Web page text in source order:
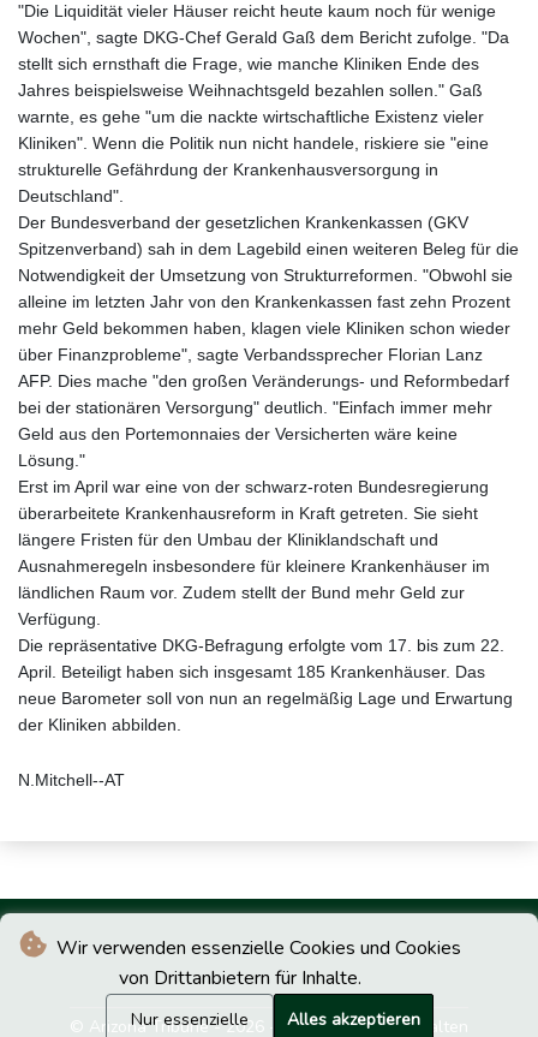
Wir verwenden essenzielle Cookies und Cookies
von Drittanbietern für Inhalte.
Nur essenzielle Alles akzeptieren
"Die Liquidität vieler Häuser reicht heute kaum noch für wenige
Wochen", sagte DKG-Chef Gerald Gaß dem Bericht zufolge. "Da
stellt sich ernsthaft die Frage, wie manche Kliniken Ende des
Jahres beispielsweise Weihnachtsgeld bezahlen sollen." Gaß
warnte, es gehe "um die nackte wirtschaftliche Existenz vieler
Kliniken". Wenn die Politik nun nicht handele, riskiere sie "eine
strukturelle Gefährdung der Krankenhausversorgung in
Deutschland".
Der Bundesverband der gesetzlichen Krankenkassen (GKV
Spitzenverband) sah in dem Lagebild einen weiteren Beleg für die
Notwendigkeit der Umsetzung von Strukturreformen. "Obwohl sie
alleine im letzten Jahr von den Krankenkassen fast zehn Prozent
mehr Geld bekommen haben, klagen viele Kliniken schon wieder
über Finanzprobleme", sagte Verbandssprecher Florian Lanz
AFP. Dies mache "den großen Veränderungs- und Reformbedarf
bei der stationären Versorgung" deutlich. "Einfach immer mehr
Geld aus den Portemonnaies der Versicherten wäre keine
Lösung."
Erst im April war eine von der schwarz-roten Bundesregierung
überarbeitete Krankenhausreform in Kraft getreten. Sie sieht
längere Fristen für den Umbau der Kliniklandschaft und
Ausnahmeregeln insbesondere für kleinere Krankenhäuser im
ländlichen Raum vor. Zudem stellt der Bund mehr Geld zur
Verfügung.
Die repräsentative DKG-Befragung erfolgte vom 17. bis zum 22.
April. Beteiligt haben sich insgesamt 185 Krankenhäuser. Das
neue Barometer soll von nun an regelmäßig Lage und Erwartung
der Kliniken abbilden.
N.Mitchell--AT
© Arizona Tribune - 2026 - Alle Rechte vorbehalten